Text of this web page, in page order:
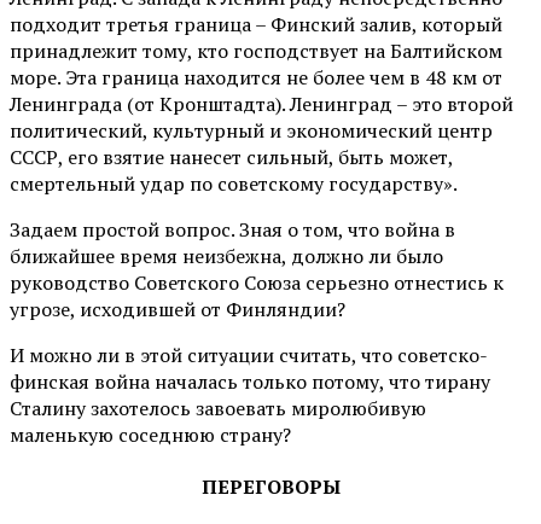
подходит третья граница – Финский залив, который
принадлежит тому, кто господствует на Балтийском
море. Эта граница находится не более чем в 48 км от
Ленинграда (от Кронштадта). Ленинград – это второй
политический, культурный и экономический центр
СССР, его взятие нанесет сильный, быть может,
смертельный удар по советскому государству».
Задаем простой вопрос. Зная о том, что война в
ближайшее время неизбежна, должно ли было
руководство Советского Союза серьезно отнестись к
угрозе, исходившей от Финляндии?
И можно ли в этой ситуации считать, что советско-
финская война началась только потому, что тирану
Сталину захотелось завоевать миролюбивую
маленькую соседнюю страну?
ПЕРЕГОВОРЫ